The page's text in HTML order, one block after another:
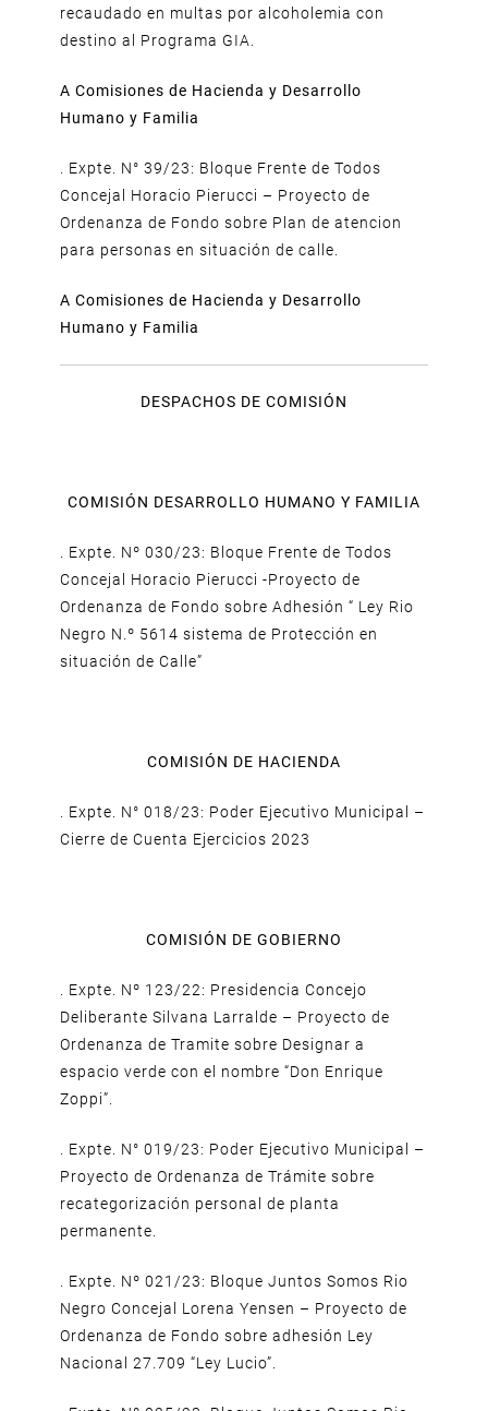
recaudado en multas por alcoholemia con
destino al Programa GIA.
A Comisiones de Hacienda y Desarrollo
Humano y Familia
. Expte. N° 39/23: Bloque Frente de Todos
Concejal Horacio Pierucci – Proyecto de
Ordenanza de Fondo sobre Plan de atencion
para personas en situación de calle.
A Comisiones de Hacienda y Desarrollo
Humano y Familia
DESPACHOS DE COMISIÓN
COMISIÓN DESARROLLO HUMANO Y FAMILIA
. Expte. Nº 030/23: Bloque Frente de Todos
Concejal Horacio Pierucci -Proyecto de
Ordenanza de Fondo sobre Adhesión “ Ley Rio
Negro N.º 5614 sistema de Protección en
situación de Calle”
COMISIÓN DE HACIENDA
. Expte. N° 018/23: Poder Ejecutivo Municipal –
Cierre de Cuenta Ejercicios 2023
COMISIÓN DE GOBIERNO
. Expte. Nº 123/22: Presidencia Concejo
Deliberante Silvana Larralde – Proyecto de
Ordenanza de Tramite sobre Designar a
espacio verde con el nombre “Don Enrique
Zoppi”.
. Expte. N° 019/23: Poder Ejecutivo Municipal –
Proyecto de Ordenanza de Trámite sobre
recategorización personal de planta
permanente.
. Expte. Nº 021/23: Bloque Juntos Somos Rio
Negro Concejal Lorena Yensen – Proyecto de
Ordenanza de Fondo sobre adhesión Ley
Nacional 27.709 “Ley Lucio”.